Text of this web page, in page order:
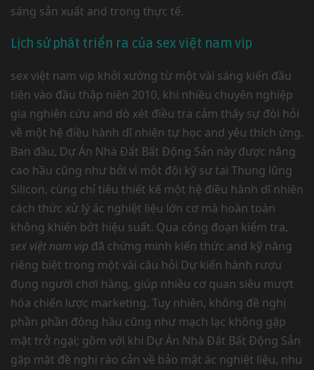
sáng sản xuất and trong thực tế.
Lịch sử phát triển ra của sex việt nam vip
sex việt nam vip khởi xướng từ một vài sáng kiến đầu
tiên vào đầu thập niên 2010, khi nhiều chuyên nghiệp
gia nghiên cứu and dò xét điều tra cảm thấy sự đòi hỏi
về một hệ điều hành dĩ nhiên tự học and yêu thích ứng.
Ban đầu, Dự Án Nhà Đất Bất Động Sản này được nâng
cao hầu cũng như bởi vì một đội kỹ sư tại Thung lũng
Silicon, cùng chỉ tiêu thiết kế một hệ điều hành dĩ nhiên
cách thức xử lý ác nghiệt liệu lớn cơ mà hoàn toàn
không khiến bớt hiệu suất. Qua công đoạn kiểm tra,
sex việt nam vip đã chứng minh kiến thức and kỹ năng
riêng biệt trong một vài câu hỏi Dự kiến hành rượu
đụng người chơi hàng, giúp nhiều cơ quan siêu mượt
hóa chiến lược marketing. Tuy nhiên, không đề nghị
phần phần đông hầu cũng như mạch lạc không gặp
mặt trở ngại; gồm với khi Dự Án Nhà Đất Bất Động Sản
gặp mặt đề nghị rào cản về bảo mật ác nghiệt liệu, nhu